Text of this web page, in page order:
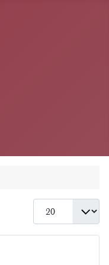
Anzeige #